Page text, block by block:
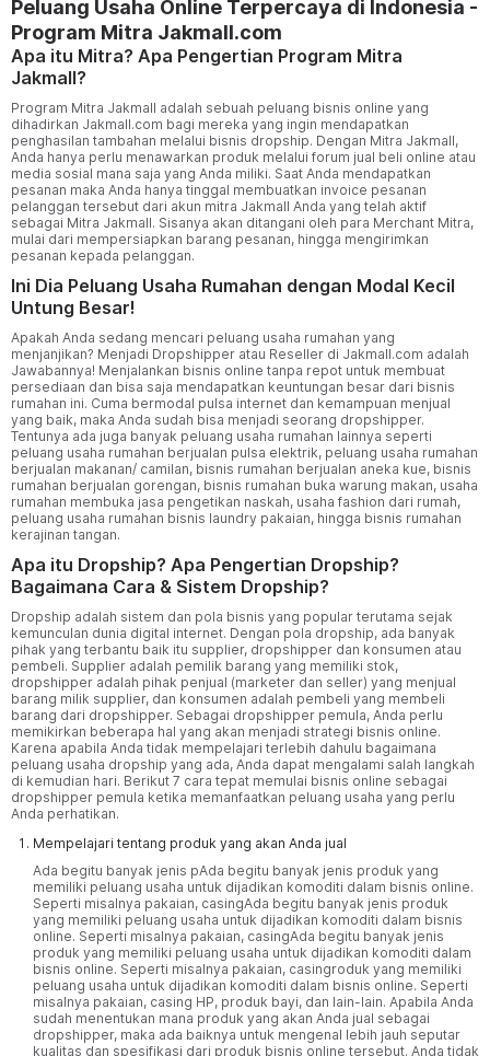
Peluang Usaha Online Terpercaya di Indonesia -
Program Mitra Jakmall.com
Apa itu Mitra? Apa Pengertian Program Mitra
Jakmall?
Program Mitra Jakmall adalah sebuah peluang bisnis online yang
dihadirkan Jakmall.com bagi mereka yang ingin mendapatkan
penghasilan tambahan melalui bisnis dropship. Dengan Mitra Jakmall,
Anda hanya perlu menawarkan produk melalui forum jual beli online atau
media sosial mana saja yang Anda miliki. Saat Anda mendapatkan
pesanan maka Anda hanya tinggal membuatkan invoice pesanan
pelanggan tersebut dari akun mitra Jakmall Anda yang telah aktif
sebagai Mitra Jakmall. Sisanya akan ditangani oleh para Merchant Mitra,
mulai dari mempersiapkan barang pesanan, hingga mengirimkan
pesanan kepada pelanggan.
Ini Dia Peluang Usaha Rumahan dengan Modal Kecil
Untung Besar!
Apakah Anda sedang mencari peluang usaha rumahan yang
menjanjikan? Menjadi Dropshipper atau Reseller di Jakmall.com adalah
Jawabannya! Menjalankan bisnis online tanpa repot untuk membuat
persediaan dan bisa saja mendapatkan keuntungan besar dari bisnis
rumahan ini. Cuma bermodal pulsa internet dan kemampuan menjual
yang baik, maka Anda sudah bisa menjadi seorang dropshipper.
Tentunya ada juga banyak peluang usaha rumahan lainnya seperti
peluang usaha rumahan berjualan pulsa elektrik, peluang usaha rumahan
berjualan makanan/ camilan, bisnis rumahan berjualan aneka kue, bisnis
rumahan berjualan gorengan, bisnis rumahan buka warung makan, usaha
rumahan membuka jasa pengetikan naskah, usaha fashion dari rumah,
peluang usaha rumahan bisnis laundry pakaian, hingga bisnis rumahan
kerajinan tangan.
Apa itu Dropship? Apa Pengertian Dropship?
Bagaimana Cara & Sistem Dropship?
Dropship adalah sistem dan pola bisnis yang popular terutama sejak
kemunculan dunia digital internet. Dengan pola dropship, ada banyak
pihak yang terbantu baik itu supplier, dropshipper dan konsumen atau
pembeli. Supplier adalah pemilik barang yang memiliki stok,
dropshipper adalah pihak penjual (marketer dan seller) yang menjual
barang milik supplier, dan konsumen adalah pembeli yang membeli
barang dari dropshipper. Sebagai dropshipper pemula, Anda perlu
memikirkan beberapa hal yang akan menjadi strategi bisnis online.
Karena apabila Anda tidak mempelajari terlebih dahulu bagaimana
peluang usaha dropship yang ada, Anda dapat mengalami salah langkah
di kemudian hari. Berikut 7 cara tepat memulai bisnis online sebagai
dropshipper pemula ketika memanfaatkan peluang usaha yang perlu
Anda perhatikan.
Mempelajari tentang produk yang akan Anda jual
Ada begitu banyak jenis pAda begitu banyak jenis produk yang
memiliki peluang usaha untuk dijadikan komoditi dalam bisnis online.
Seperti misalnya pakaian, casingAda begitu banyak jenis produk
yang memiliki peluang usaha untuk dijadikan komoditi dalam bisnis
online. Seperti misalnya pakaian, casingAda begitu banyak jenis
produk yang memiliki peluang usaha untuk dijadikan komoditi dalam
bisnis online. Seperti misalnya pakaian, casingroduk yang memiliki
peluang usaha untuk dijadikan komoditi dalam bisnis online. Seperti
misalnya pakaian, casing HP, produk bayi, dan lain-lain. Apabila Anda
sudah menentukan mana produk yang akan Anda jual sebagai
dropshipper, maka ada baiknya untuk mengenal lebih jauh seputar
kualitas dan spesifikasi dari produk bisnis online tersebut. Anda tidak